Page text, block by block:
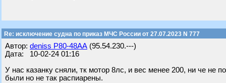
Re: исключение судна по приказ МЧС России от 27.07.2023 N 777
Автор: deniss Р80-48АА (95.54.230.---)
Дата: 10-02-24 01:16
У нас казанку сняли, тк мотор 8лс, и вес менее 200, ни че не
были но не так распиарены.